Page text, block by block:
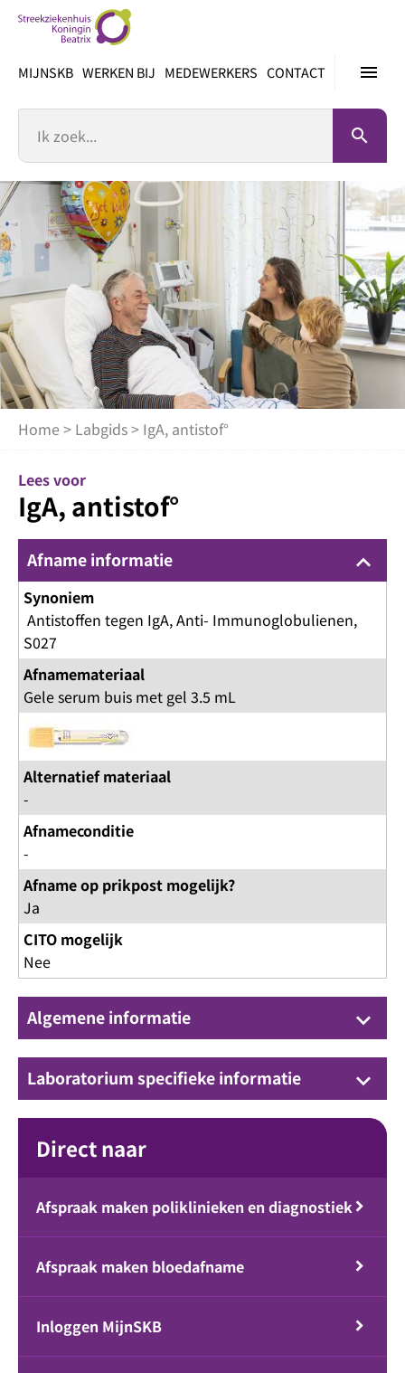
inhoud
menu
MIJNSKB WERKEN BIJ MEDEWERKERS CONTACT
search
Home > Labgids> IgA, antistof°
Lees voor
IgA, antistof°
Afname informatie keyboard_arrow_up
Synoniem
Antistoffen tegen IgA, Anti- Immunoglobulienen,
S027
Afnamemateriaal
Gele serum buis met gel 3.5 mL
Alternatief materiaal
-
Afnameconditie
-
Afname op prikpost mogelijk?
Ja
CITO mogelijk
Nee
Algemene informatie keyboard_arrow_down
Laboratorium specifieke informatie keyboard_arrow_down
Direct naar
Afspraak maken poliklinieken en diagnostiek
Afspraak maken bloedafname
Inloggen MijnSKB